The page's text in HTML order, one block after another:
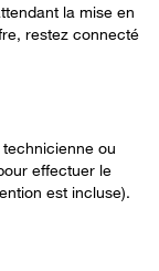
la mise en
restez connecté
ou
effectuer le
est incluse).